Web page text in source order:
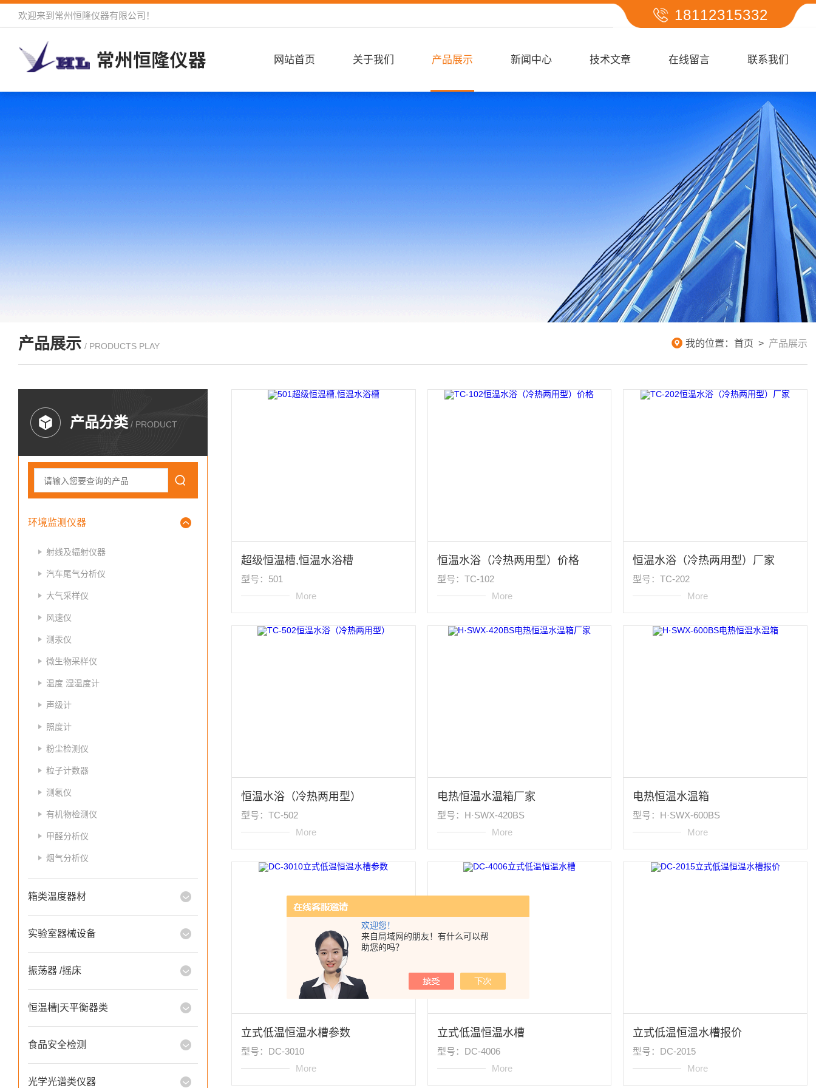
欢迎您！
来自局域网的朋友！有什么可以帮
助您的吗？
欢迎来到 常州恒隆仪器有限公司 ！ 18112315332
网站首页 关于我们 产品展示 新闻中心 技术文章 在线留言 联系我们
产品展示 / PRODUCTS PLAY 我的位置： 首页 > 产品展示
产品分类 / PRODUCT
环境监测仪器
射线及辐射仪器
汽车尾气分析仪
大气采样仪
风速仪
测汞仪
微生物采样仪
温度 湿温度计
声级计
照度计
粉尘检测仪
粒子计数器
测氡仪
有机物检测仪
甲醛分析仪
烟气分析仪
箱类温度器材
实验室器械设备
振荡器 /摇床
恒温槽|天平衡器类
食品安全检测
光学光谱类仪器
超级恒温槽,恒温水浴槽
型号：501
More
恒温水浴（冷热两用型）价格
型号：TC-102
More
恒温水浴（冷热两用型）厂家
型号：TC-202
More
恒温水浴（冷热两用型）
型号：TC-502
More
电热恒温水温箱厂家
型号：H·SWX-420BS
More
电热恒温水温箱
型号：H·SWX-600BS
More
立式低温恒温水槽参数
型号：DC-3010
More
立式低温恒温水槽
型号：DC-4006
More
立式低温恒温水槽报价
型号：DC-2015
More